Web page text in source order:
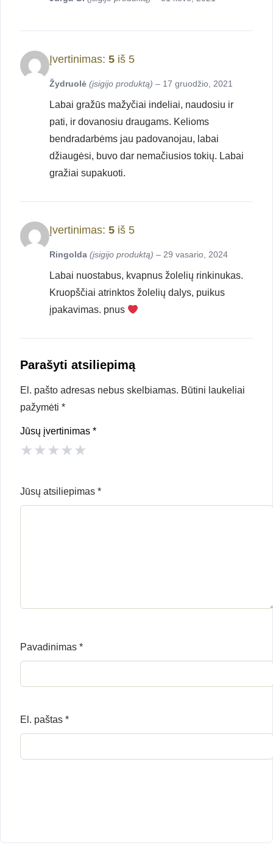
Įvertinimas: 5 iš 5
Žydruolė (įsigijo produktą) – 17 gruodžio, 2021
Labai gražūs mažyčiai indeliai, naudosiu ir
pati, ir dovanosiu draugams. Kelioms
bendradarbėms jau padovanojau, labai
džiaugėsi, buvo dar nemačiusios tokių. Labai
gražiai supakuoti.
Įvertinimas: 5 iš 5
Ringolda (įsigijo produktą) – 29 vasario, 2024
Labai nuostabus, kvapnus žolelių rinkinukas.
Kruopščiai atrinktos žolelių dalys, puikus
įpakavimas. pnus
Parašyti atsiliepimą
El. pašto adresas nebus skelbiamas. Būtini laukeliai
pažymėti *
Jūsų įvertinimas *
★★★★★
Jūsų atsiliepimas *
Pavadinimas *
El. paštas *